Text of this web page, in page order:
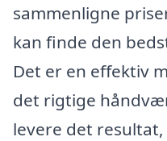
sammenligne
kan finde den
Det er en effektiv
det rigtige
levere det resultat,